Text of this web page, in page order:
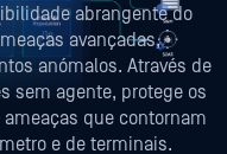
abrangente do
avançadas,
anómalos. Através de
sem agente, protege os
que contornam
e de terminais.